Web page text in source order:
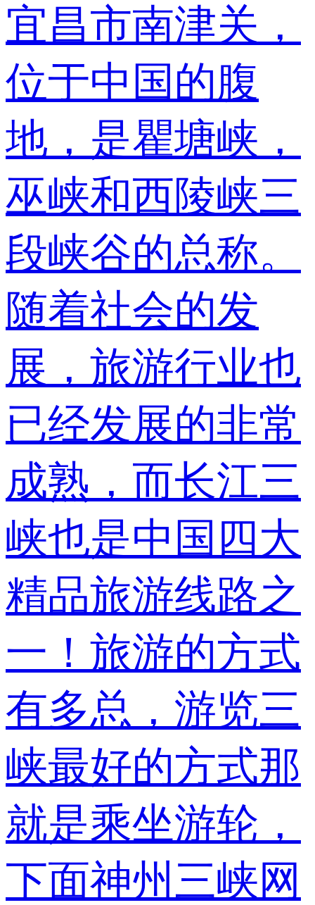
宜昌市南津关，
位于中国的腹
地，是瞿塘峡，
巫峡和西陵峡三
段峡谷的总称。
随着社会的发
展，旅游行业也
已经发展的非常
成熟，而长江三
峡也是中国四大
精品旅游线路之
一！旅游的方式
有多总，游览三
峡最好的方式那
就是乘坐游轮，
下面神州三峡网